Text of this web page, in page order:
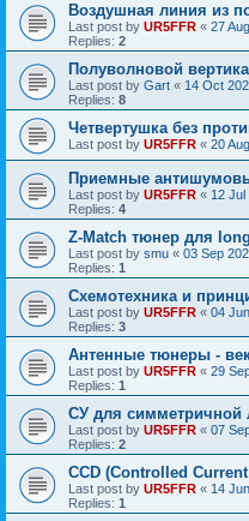
Воздушная линия из
Last post by UR5FFR « 27
Replies: 2
Полуволновой
Last post by Gart « 14 Oct
Replies: 8
Четвертушка без
Last post by UR5FFR « 20
Приемные
Last post by UR5FFR « 12 Jul
Replies: 4
Z-Match тюнер для
Last post by smu « 03 Sep
Replies: 1
Схемотехника и
Last post by UR5FFR « 04
Replies: 3
Антенные тюнеры -
Last post by UR5FFR « 29
Replies: 1
СУ для симметричной
Last post by UR5FFR « 07
Replies: 2
CCD (Controlled
Last post by UR5FFR « 14
Replies: 1